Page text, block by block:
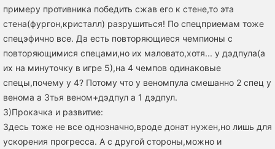
примеру противника победить сжав его к стене,то эта
стена(фургон,кристалл) разрушиться! По спецприемам тоже
спецэфично все. Да есть повторяющиеся чемпионы с
повторяющимися спецами,но их маловато,хотя... у дэдпула(а
их на минуточку в игре 5),на 4 чемпов одинаковые
спецы,почему у 4? Потому что у веномпула смешанно 2 спец у
венома а 3тья веном+дэдпул а 1 дэдпул.
3)Прокачка и развитие:
Здесь тоже не все однозначно,вроде донат нужен,но лишь для
ускорения прогресса. А с другой стороны,можно и